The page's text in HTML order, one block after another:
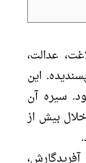
عدالت،
این
سیره آن
بیش از